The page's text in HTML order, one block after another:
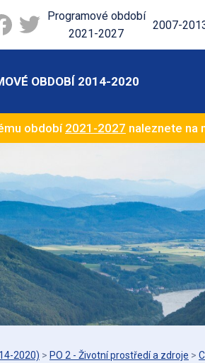
Programové období
2021-2027
2007-
OBDOBÍ 2014-2020
období2021-2027 naleznete na
2020) > PO 2 - Životní prostředí a zdroje >